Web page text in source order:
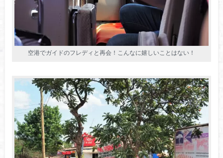
空港でガイドのフレディと再会！こんなに嬉しいことはない！